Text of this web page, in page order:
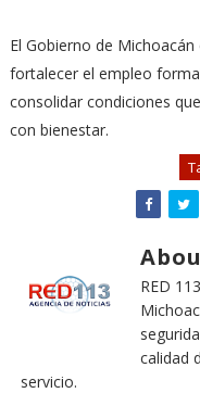
El Gobierno de
fortalecer el empleo
consolidar condiciones
con bienestar.
RED
calidad
servicio.